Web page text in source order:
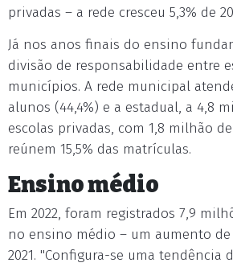
privadas – a rede cresceu 5,3% de
Já nos anos finais do ensino
divisão de responsabilidade entre
municípios. A rede municipal
alunos (44,4%) e a estadual, a 4,8
escolas privadas, com 1,8 milhão
reúnem 15,5% das matrículas.
Ensino médio
Em 2022, foram registrados 7,9
no ensino médio – um aumento de
2021. "Configura-se uma tendência